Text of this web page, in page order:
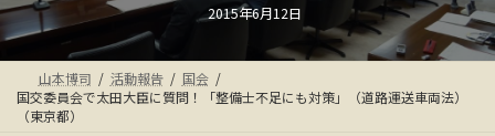
最
終
日
時
:
2015年6月12日
山本博司 活動報告
国会
国交委員会で太田大臣に質問！「整備士不足にも対策」（道路運送車両法）
（東京都）